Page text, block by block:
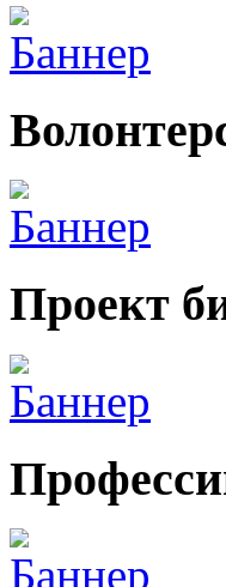
Проект